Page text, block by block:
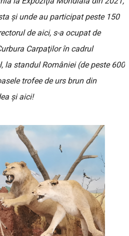
şi unde au participat peste 150
de aici, s-a ocupat de
Carpaţilor în cadrul
la standul României (de peste 600
trofee de urs brun din
și aici!